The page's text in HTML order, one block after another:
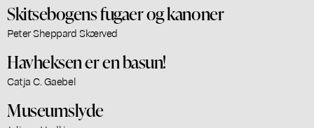
Skitsebogens fugaer og kanoner
Peter Sheppard Skærved
Havheksen er en basun!
Catja C. Gaebel
Museumslyde